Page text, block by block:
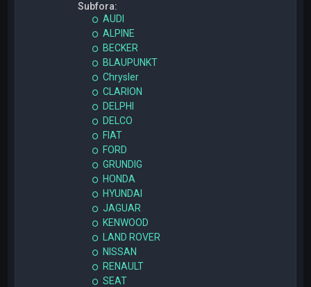
Subfora:
AUDI
ALPINE
BECKER
BLAUPUNKT
Chrysler
CLARION
DELPHI
DELCO
FIAT
FORD
GRUNDIG
HONDA
HYUNDAI
JAGUAR
KENWOOD
LAND ROVER
NISSAN
RENAULT
SEAT